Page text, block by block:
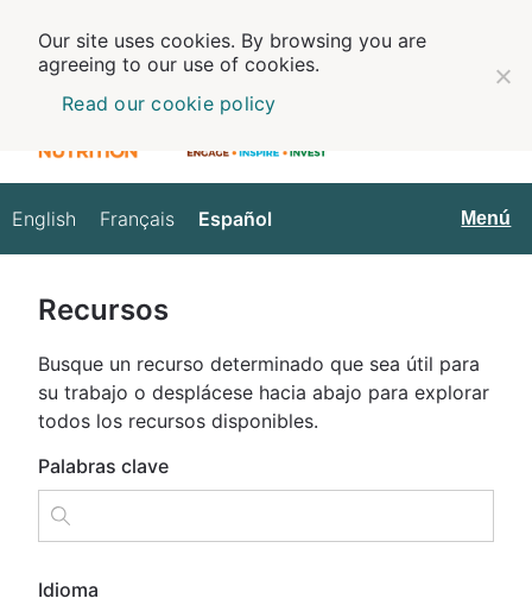
Español
English Français Español Menú
Recursos
Busque un recurso determinado que sea útil para
su trabajo o desplácese hacia abajo para explorar
todos los recursos disponibles.
Palabras clave
Idioma
Our site uses cookies. By browsing you are
agreeing to our use of cookies.
Read our cookie policy